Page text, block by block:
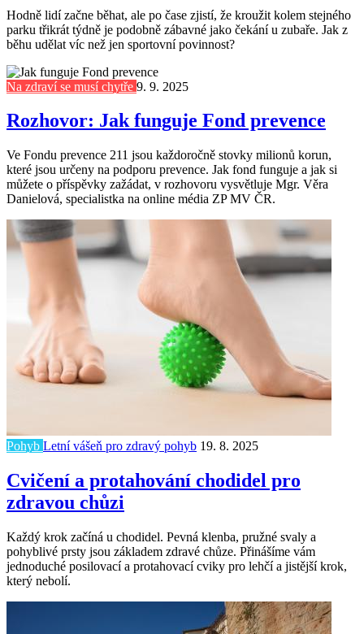
Hodně lidí začne běhat, ale po čase zjistí, že kroužit kolem stejného
parku třikrát týdně je podobně zábavné jako čekání u zubaře. Jak z
běhu udělat víc než jen sportovní povinnost?
Na zdraví se musí chytře 9. 9. 2025
Rozhovor: Jak funguje Fond prevence
Ve Fondu prevence 211 jsou každoročně stovky milionů korun,
které jsou určeny na podporu prevence. Jak fond funguje a jak si
můžete o příspěvky zažádat, v rozhovoru vysvětluje Mgr. Věra
Danielová, specialistka na online média ZP MV ČR.
Pohyb Letní vášeň pro zdravý pohyb 19. 8. 2025
Cvičení a protahování chodidel pro
zdravou chůzi
Každý krok začíná u chodidel. Pevná klenba, pružné svaly a
pohyblivé prsty jsou základem zdravé chůze. Přinášíme vám
jednoduché posilovací a protahovací cviky pro lehčí a jistější krok,
který nebolí.